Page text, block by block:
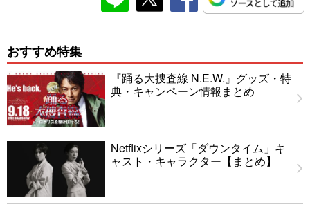
おすすめ特集
『踊る大捜査線 N.E.W.』グッズ・特
典・キャンペーン情報まとめ
Netflixシリーズ「ダウンタイム」キ
ャスト・キャラクター【まとめ】